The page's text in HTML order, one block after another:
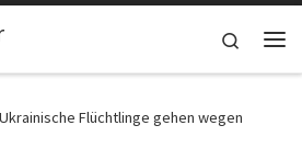
Search
Ukrainische Flüchtlinge gehen wegen